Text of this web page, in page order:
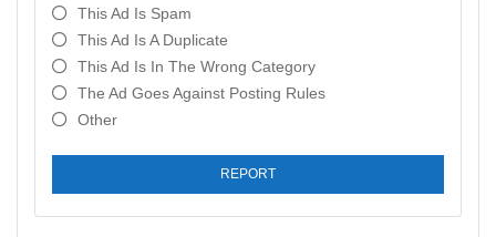
This Ad Is Spam
This Ad Is A Duplicate
This Ad Is In The Wrong Category
The Ad Goes Against Posting Rules
Other
REPORT